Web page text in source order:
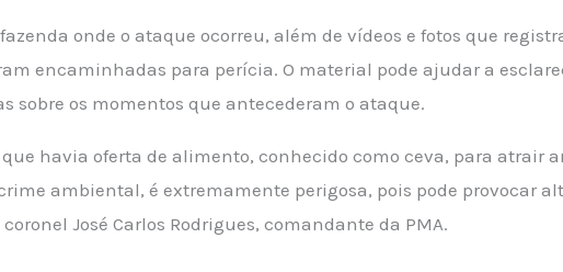
onde o ataque ocorreu, além de vídeos e fotos que
encaminhadas para perícia. O material pode ajudar a
sobre os momentos que antecederam o ataque.
havia oferta de alimento, conhecido como ceva, para atrair
ambiental, é extremamente perigosa, pois pode provocar
José Carlos Rodrigues, comandante da PMA.